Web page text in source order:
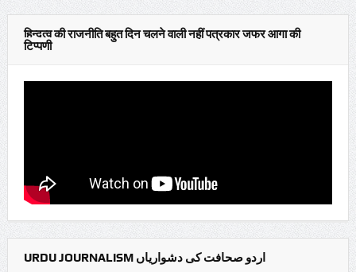
हिन्दुत्व की राजनीति बहुत दिन चलने वाली नहीं पत्रकार जफर आगा की
टिप्पणी
URDU JOURNALISM اردو صحافت کی دشواریاں